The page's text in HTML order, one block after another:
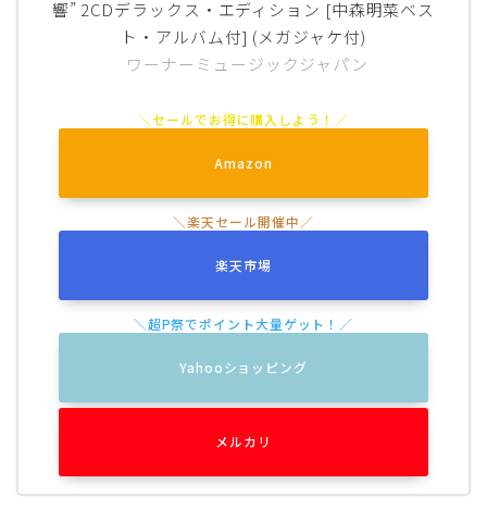
響” 2CDデラックス・エディション [中森明菜ベス
ト・アルバム付] (メガジャケ付)
ワーナーミュージックジャパン
Amazon
楽天市場
Yahooショッピング
メルカリ